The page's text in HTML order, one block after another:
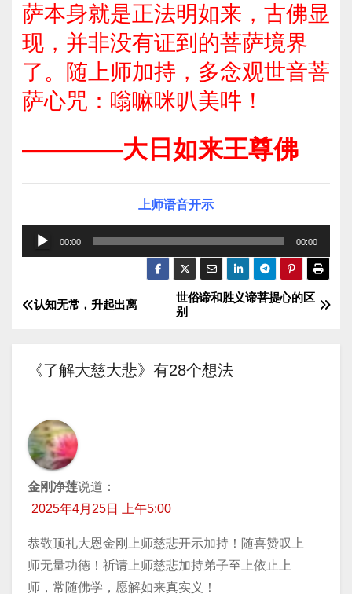
萨本身就是正法明如来，古佛显
现，并非没有证到的菩萨境界
了。随上师加持，多念观世音菩
萨心咒：嗡嘛咪叭美吽！
————大日如来王尊佛
上师语音开示
频
放
00:00 00:00
文
导
世俗谛和胜义谛菩提心的区
别
认知无常，升起出离
《了解大慈大悲》有28个想法
金刚净莲说道：
2025年4月25日 上午5:00
恭敬顶礼大恩金刚上师慈悲开示加持！随喜赞叹上
师无量功德！祈请上师慈悲加持弟子至上依止上
师，常随佛学，愿解如来真实义！